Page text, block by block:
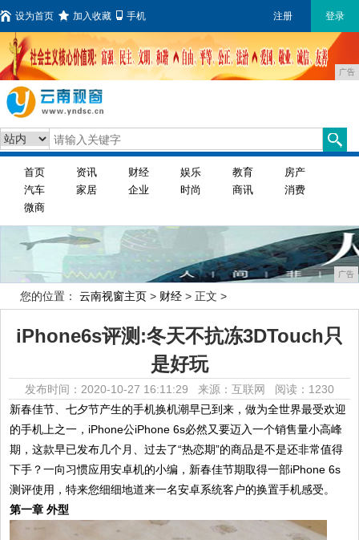
设为首页 加入收藏 手机 注册 登录
广告
首页 资讯 财经 娱乐 教育
房产
汽车
家居 企业 时尚 商讯
消费
微商
广告
您的位置： 云南视窗主页 > 财经 > 正文 >
iPhone6s评测:冬天不抗冻3DTouch只
是好玩
发布时间：2020-10-27 16:11:29 来源：互联网 阅读：1230
新春佳节、七夕节产生的手机换机潮早已到来，做为全世界最受欢迎
的手机上之一，iPhone公iPhone 6s必然又要迈入一个销售量小高峰
期，这款早已发布几个月、过去了“热恋期”的商品是不是还非常值得
下手？一向习惯应用安卓机的小编，新春佳节期取得一部iPhone 6s
测评使用，特来您细细地道来一名安卓系统客户的换置手机感受。
第一章 外型